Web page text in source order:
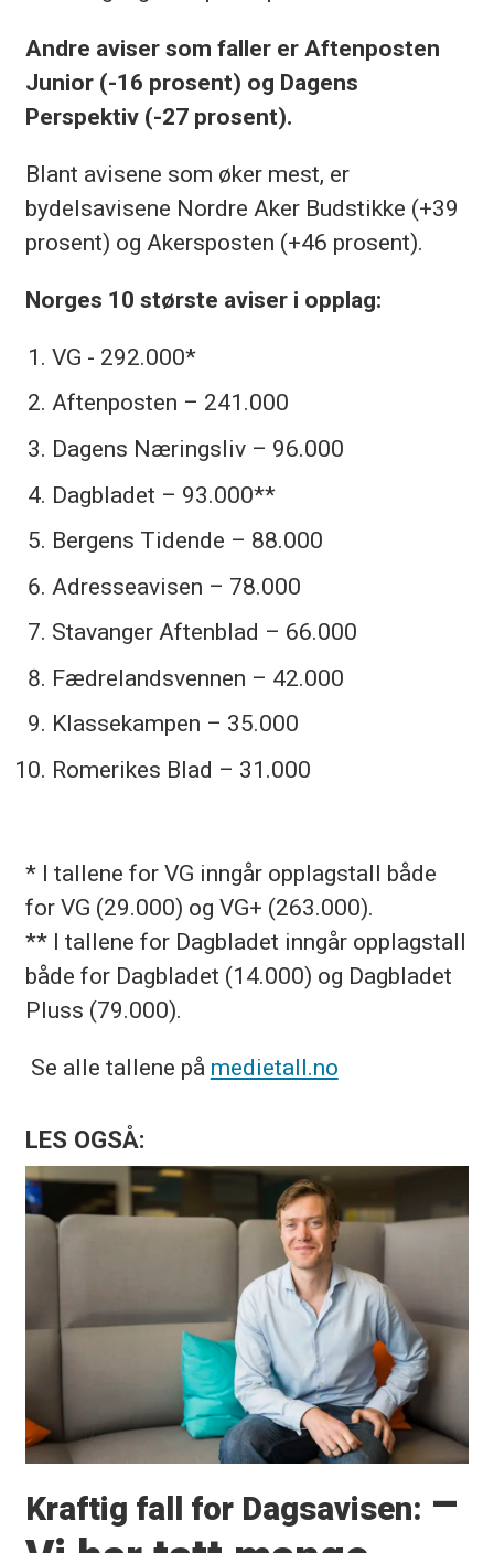
Andre aviser som faller er Aftenposten
Junior (-16 prosent) og Dagens
Perspektiv (-27 prosent).
Blant avisene som øker mest, er
bydelsavisene Nordre Aker Budstikke (+39
prosent) og Akersposten (+46 prosent).
Norges 10 største aviser i opplag:
VG - 292.000*
Aftenposten – 241.000
Dagens Næringsliv – 96.000
Dagbladet – 93.000**
Bergens Tidende – 88.000
Adresseavisen – 78.000
Stavanger Aftenblad – 66.000
Fædrelandsvennen – 42.000
Klassekampen – 35.000
Romerikes Blad ­– 31.000
* I tallene for VG inngår opplagstall både
for VG (29.000) og VG+ (263.000).
** I tallene for Dagbladet inngår opplagstall
både for Dagbladet (14.000) og Dagbladet
Pluss (79.000).
Se alle tallene på medietall.no
LES OGSÅ:
Kraftig fall for Dagsavisen: –